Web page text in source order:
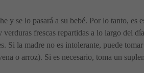
y se lo pasará a su bebé. Por lo tanto,
frescas repartidas a lo largo del
Si la madre no es intolerante, puede
o arroz). Si es necesario, toma un